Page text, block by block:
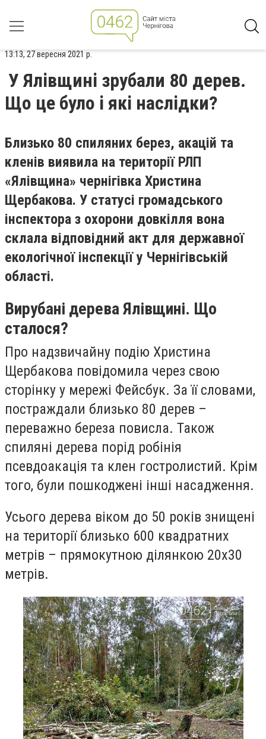
13:13, 27 вересня 2021 р.
У Ялівщині зрубали 80 дерев.
Що це було і які наслідки?
Близько 80 спиляних берез, акацій та
кленів виявила на території РЛП
«Ялівщина» чернігівка Христина
Щербакова. У статусі громадського
інспектора з охорони довкілля вона
склала відповідний акт для державної
екологічної інспекції у Чернігівській
області.
Вирубані дерева Ялівщині. Що
сталося?
Про надзвичайну подію Христина
Щербакова повідомила через свою
сторінку у мережі Фейсбук. За її словами,
постраждали близько 80 дерев –
переважно береза повисла. Також
спиляні дерева порід робінія
псевдоакація та клен гостролистий. Крім
того, були пошкоджені інші насадження.
Усього дерева віком до 50 років знищені
на території близько 600 квадратних
метрів – прямокутною ділянкою 20х30
метрів.